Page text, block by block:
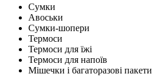
Сумки
Авоськи
Сумки-шопери
Термоси
Термоси для їжі
Термоси для напоїв
Мішечки і багаторазові пакети